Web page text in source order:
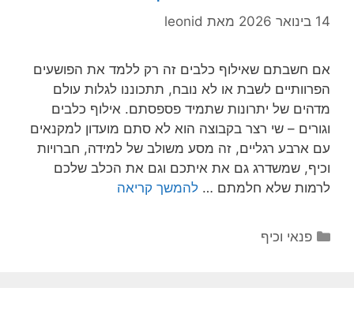
14 בינואר 2026 מאת leonid
אם חשבתם שאילוף כלבים זה רק ללמד את הפושעים
הפרוותיים לשבת או לא נובח, תתכוננו לגלות עולם
מדהים של יתרונות שתמיד פספסתם. אילוף כלבים
וגורים – שי רצר בקבוצה הוא לא סתם מועדון למקנאים
עם ארבע רגליים, זה מסע משולב של למידה, חברויות
וכיף, שמשדרג גם את איתכם וגם את הכלב שלכם
לרמות שלא חלמתם … להמשך קריאה
קטגוריות
פנאי וכיף